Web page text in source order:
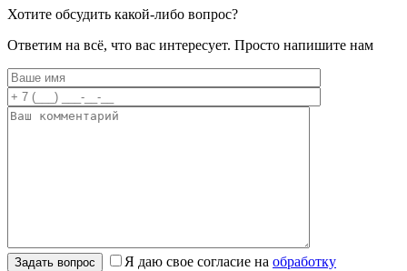
Хотите обсудить какой-либо вопрос?
Ответим на всё, что вас интересует. Просто напишите нам
Я даю свое согласие на обработку